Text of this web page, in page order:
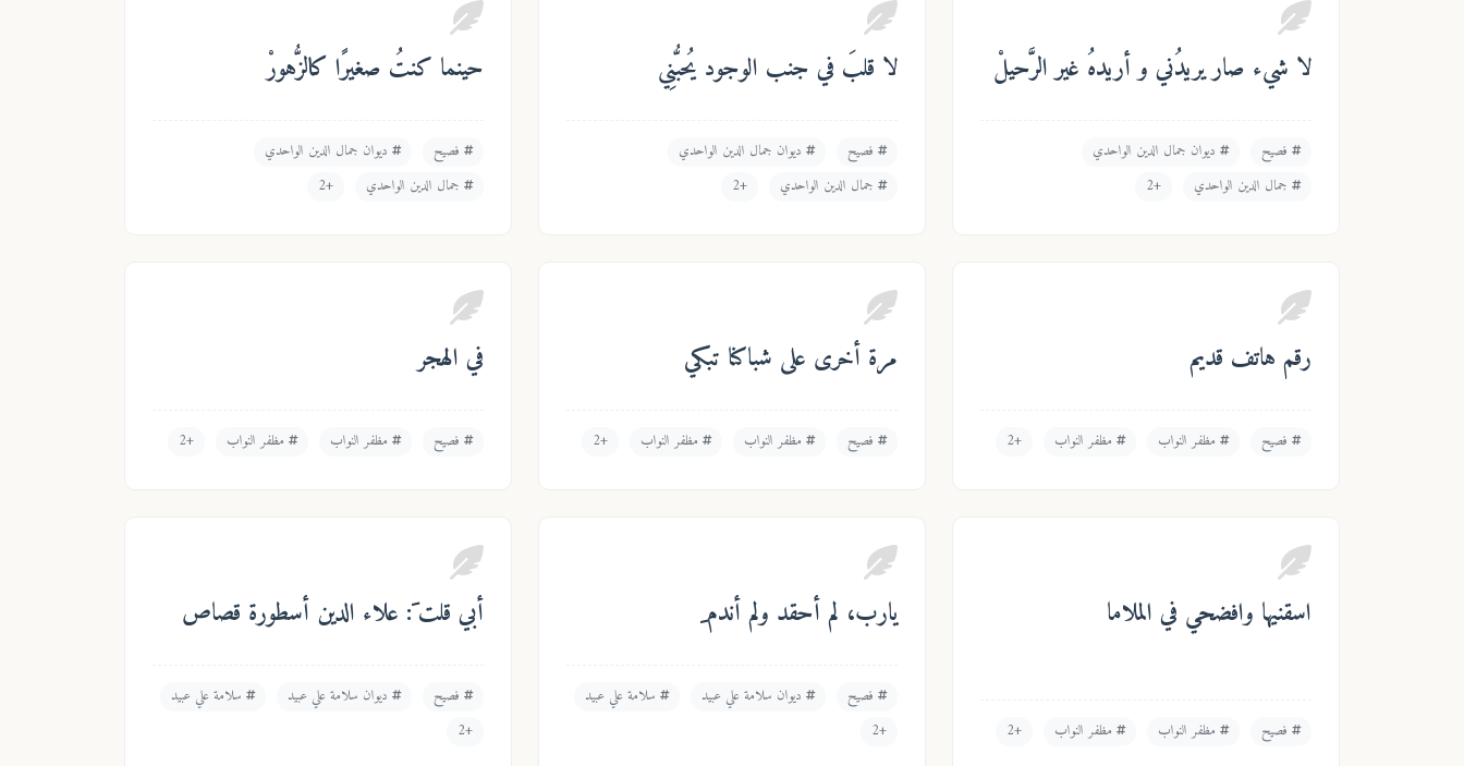
لا شيء صار يريدُني و أريدهُ غير الرَّحيلْ
فصيح
ديوان جمال الدين الواحدي
جمال الدين الواحدي
+2
لا قلبَ في جنب الوجود يُحبُّنِي
فصيح
ديوان جمال الدين الواحدي
جمال الدين الواحدي
+2
حينما كنتُ صغيرًا كالزُّهورْ
فصيح
ديوان جمال الدين الواحدي
جمال الدين الواحدي
+2
رقم هاتف قديم
فصيح مظفر النواب مظفر النواب +2
مرة أخرى على شباكنا تبكي
فصيح مظفر النواب مظفر النواب +2
في الهجر
فصيح مظفر النواب مظفر النواب +2
اسقنيها وافضحي في الملاما
فصيح مظفر النواب مظفر النواب +2
يارب، لم أحقد ولم أندم ِ
فصيح ديوان سلامة علي عبيد
سلامة علي عبيد
+2
أبي قلت َ: علاء الدين أسطورة قصاص
فصيح ديوان سلامة علي عبيد
سلامة علي عبيد
+2